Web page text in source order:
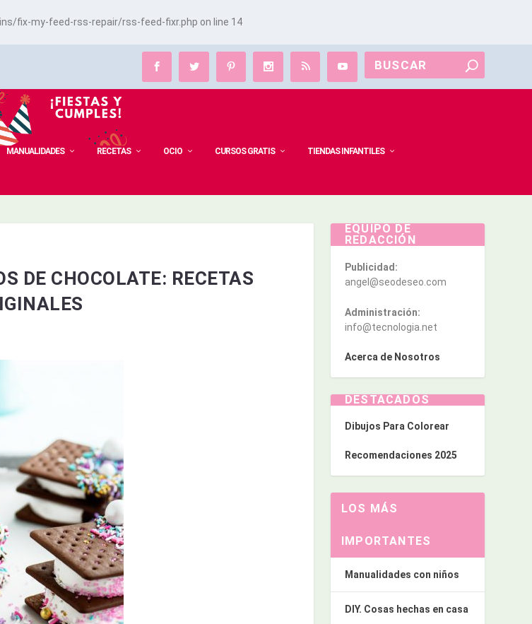
fix-my-feed-rss-repair/rss-feed-fixr.php on line 14
MANUALIDADES RECETAS OCIO CURSOS GRATIS TIENDAS INFANTILES
DE CHOCOLATE: RECETAS
EQUIPO DE
REDACCIÓN
Publicidad:
angel@seodeseo.com
Administración:
info@tecnologia.net
Acerca de Nosotros
DESTACADOS
Dibujos Para Colorear
Recomendaciones 2025
LOS MÁS
IMPORTANTES
Manualidades con niños
DIY. Cosas hechas en casa